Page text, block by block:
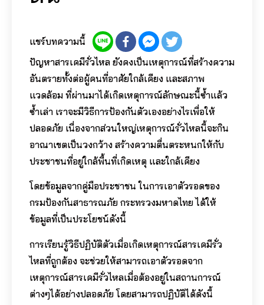
แชร์บทความนี้
ปัญหาสารเคมีรั่วไหล ยังคงเป็นเหตุการณ์ที่สร้างความ
อันตรายทั้งต่อผู้คนที่อาศัยใกล้เคียง และสภาพ
แวดล้อม ที่ผ่านมาได้เกิดเหตุการณ์ลักษณะนี้ซ้ำแล้ว
ซ้ำเล่า เราจะมีวิธีการป้องกันตัวเองอย่างไรเพื่อให้
ปลอดภัย เนื่องจากส่วนใหญ่เหตุการณ์รั่วไหลนี้จะกิน
อาณาเขตเป็นวงกว้าง สร้างความตื่นตระหนกให้กับ
ประชาชนที่อยู่ใกล้พื้นที่เกิดเหตุ และใกล้เคียง
โดยข้อมูลจากคู่มือประชาชน ในการเอาตัวรอดของ
กรมป้องกันสาธารณภัย กระทรวงมหาดไทย ได้ให้
ข้อมูลที่เป็นประโยชน์ดังนี้
การเรียนรู้วิธีปฏิบัติตัวเมื่อเกิดเหตุการณ์สารเคมีรั่ว
ไหลที่ถูกต้อง จะช่วยให้สามารถเอาตัวรอดจาก
เหตุการณ์สารเคมีรั่วไหลเมื่อต้องอยู่ในสถานการณ์
ต่างๆได้อย่างปลอดภัย โดยสามารถปฏิบัติได้ดังนี้